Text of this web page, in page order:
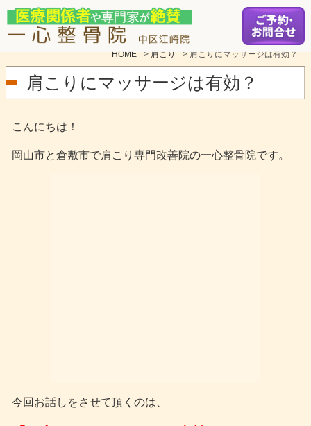
HOME > 肩こり > 肩こりにマッサージは有効？
肩こりにマッサージは有効？
こんにちは！
岡山市と倉敷市で肩こり専門改善院の一心整骨院です。
今回お話しをさせて頂くのは、